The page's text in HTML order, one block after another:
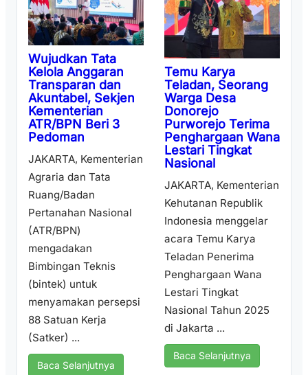
Wujudkan Tata
Kelola Anggaran
Transparan dan
Akuntabel, Sekjen
Kementerian
ATR/BPN Beri 3
Pedoman
JAKARTA, Kementerian
Agraria dan Tata
Ruang/Badan
Pertanahan Nasional
(ATR/BPN)
mengadakan
Bimbingan Teknis
(bintek) untuk
menyamakan persepsi
88 Satuan Kerja
(Satker) ...
Baca Selanjutnya
Temu Karya
Teladan, Seorang
Warga Desa
Donorejo
Purworejo Terima
Penghargaan Wana
Lestari Tingkat
Nasional
JAKARTA, Kementerian
Kehutanan Republik
Indonesia menggelar
acara Temu Karya
Teladan Penerima
Penghargaan Wana
Lestari Tingkat
Nasional Tahun 2025
di Jakarta ...
Baca Selanjutnya